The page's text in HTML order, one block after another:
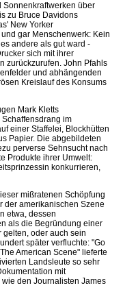
Sonnenkraftwerken über
zu Bruce Davidons
New Yorker
gar Menschenwerk: Kein
andere als gut ward -
sich mit ihrer
zurückzurufen. John Pfahls
und abhängenden
Kreislauf des Konsums
Mark Kletts
im
einer Staffelei, Blockhütten
Papier. Die abgebildeten
perverse Sehnsucht nach
Produkte ihrer Umwelt:
konkurrieren,
mißratenen Schöpfung
der amerikanischen Szene
etwa, dessen
als die Begründung einer
oder auch sein
später verfluchte: "Go
American Scene" lieferte
Landsleute so sehr
mit
den Journalisten James